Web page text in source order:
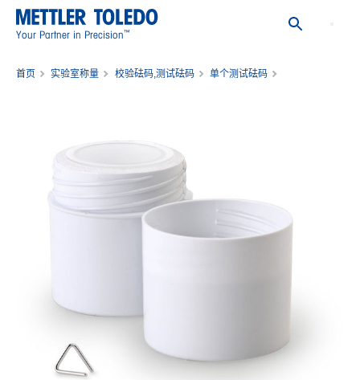
Your Partner in Precision™
首页 实验室称量 校验砝码,测试砝码
单个测试砝码